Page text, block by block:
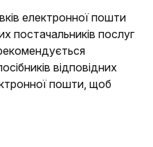
електронної пошти
постачальників послуг
відповідних
пошти, щоб